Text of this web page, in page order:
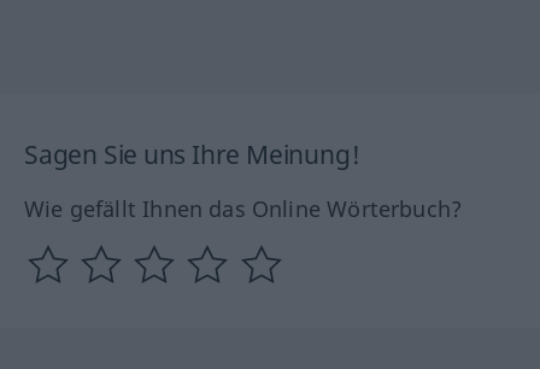
Sagen Sie uns Ihre Meinung!
Wie gefällt Ihnen das Online Wörterbuch?